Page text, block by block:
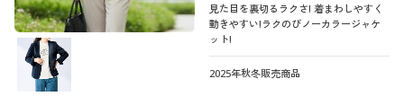
見た目を裏切るラクさ! 着まわしやすく
動きやすい!ラクのびノーカラージャケ
ット!
2025年秋冬販売商品